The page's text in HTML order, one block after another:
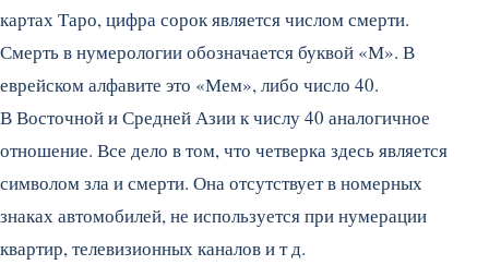
картах Таро, цифра сорок является числом смерти.
Смерть в нумерологии обозначается буквой «М». В
еврейском алфавите это «Мем», либо число 40.
В Восточной и Средней Азии к числу 40 аналогичное
отношение. Все дело в том, что четверка здесь является
символом зла и смерти. Она отсутствует в номерных
знаках автомобилей, не используется при нумерации
квартир, телевизионных каналов и т д.